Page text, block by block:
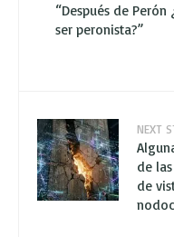
“Después de
ser peronista?”
NEXT
de
de